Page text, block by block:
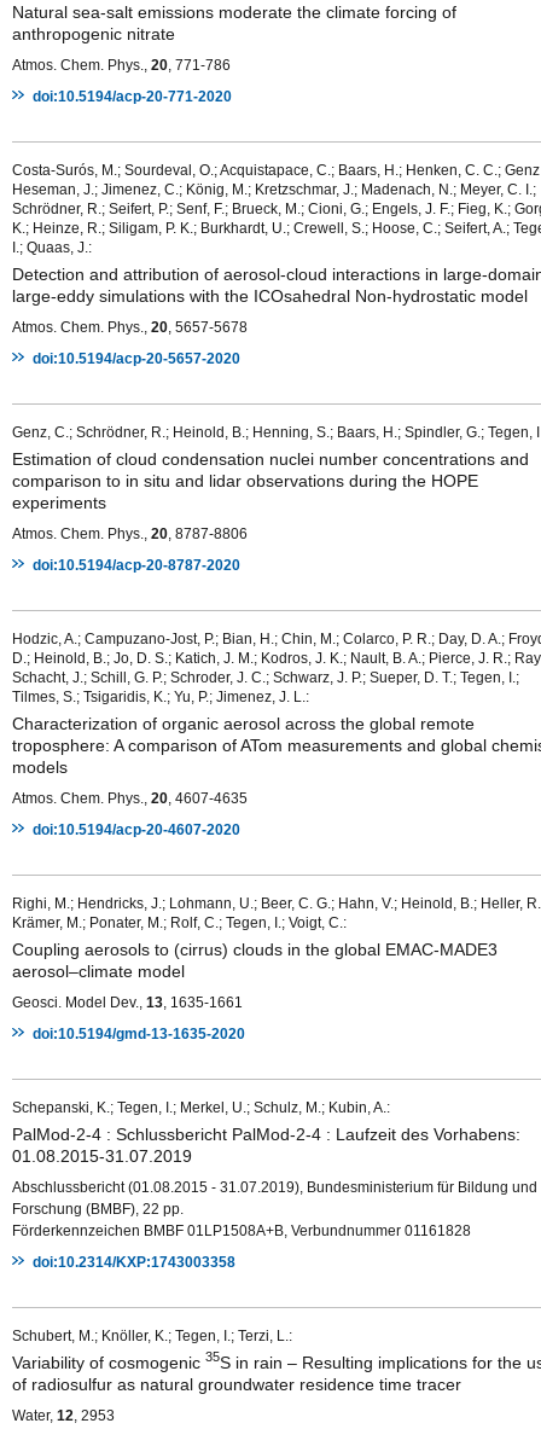
Natural sea-salt emissions moderate the climate forcing of
anthropogenic nitrate
Atmos. Chem. Phys., 20 , 771-786
doi:10.5194/acp-20-771-2020
Costa-Surós, M.; Sourdeval, O.; Acquistapace, C.; Baars, H.; Henken, C. C.;
Heseman, J.; Jimenez, C.; König, M.; Kretzschmar, J.; Madenach, N.; Meyer, C. I.;
Schrödner, R.; Seifert, P.; Senf, F.; Brueck, M.; Cioni, G.; Engels, J. F.; Fieg, K.;
K.; Heinze, R.; Siligam, P. K.; Burkhardt, U.; Crewell, S.; Hoose, C.; Seifert, A.;
I.; Quaas, J.:
Detection and attribution of aerosol-cloud interactions in large-
large-eddy simulations with the ICOsahedral Non-hydrostatic model
Atmos. Chem. Phys., 20 , 5657-5678
doi:10.5194/acp-20-5657-2020
Genz, C.; Schrödner, R.; Heinold, B.; Henning, S.; Baars, H.; Spindler, G.; Tegen,
Estimation of cloud condensation nuclei number concentrations and
comparison to in situ and lidar observations during the HOPE
experiments
Atmos. Chem. Phys., 20 , 8787-8806
doi:10.5194/acp-20-8787-2020
Hodzic, A.; Campuzano-Jost, P.; Bian, H.; Chin, M.; Colarco, P. R.; Day, D. A.;
D.; Heinold, B.; Jo, D. S.; Katich, J. M.; Kodros, J. K.; Nault, B. A.; Pierce, J. R.;
Schacht, J.; Schill, G. P.; Schroder, J. C.; Schwarz, J. P.; Sueper, D. T.; Tegen, I.;
Tilmes, S.; Tsigaridis, K.; Yu, P.; Jimenez, J. L.:
Characterization of organic aerosol across the global remote
troposphere: A comparison of ATom measurements and global
models
Atmos. Chem. Phys., 20 , 4607-4635
doi:10.5194/acp-20-4607-2020
Righi, M.; Hendricks, J.; Lohmann, U.; Beer, C. G.; Hahn, V.; Heinold, B.; Heller,
Krämer, M.; Ponater, M.; Rolf, C.; Tegen, I.; Voigt, C.:
Coupling aerosols to (cirrus) clouds in the global EMAC-MADE3
aerosol–climate model
Geosci. Model Dev., 13 , 1635-1661
doi:10.5194/gmd-13-1635-2020
Schepanski, K.; Tegen, I.; Merkel, U.; Schulz, M.; Kubin, A.:
PalMod-2-4 : Schlussbericht PalMod-2-4 : Laufzeit des Vorhabens:
01.08.2015-31.07.2019
Abschlussbericht (01.08.2015 - 31.07.2019), Bundesministerium für Bildung und
Forschung (BMBF), 22 pp.
Förderkennzeichen BMBF 01LP1508A+B, Verbundnummer 01161828
doi:10.2314/KXP:1743003358
Schubert, M.; Knöller, K.; Tegen, I.; Terzi, L.:
Variability of cosmogenic 35S in rain – Resulting implications for the
of radiosulfur as natural groundwater residence time tracer
Water, 12 , 2953